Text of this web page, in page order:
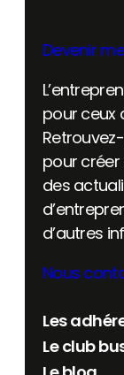
Devenir
pour ceux
pour
des
d’autres
Nous
Les
Le club